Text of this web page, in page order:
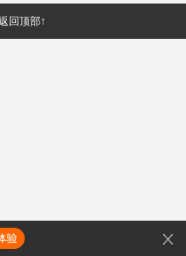
回顶部↑